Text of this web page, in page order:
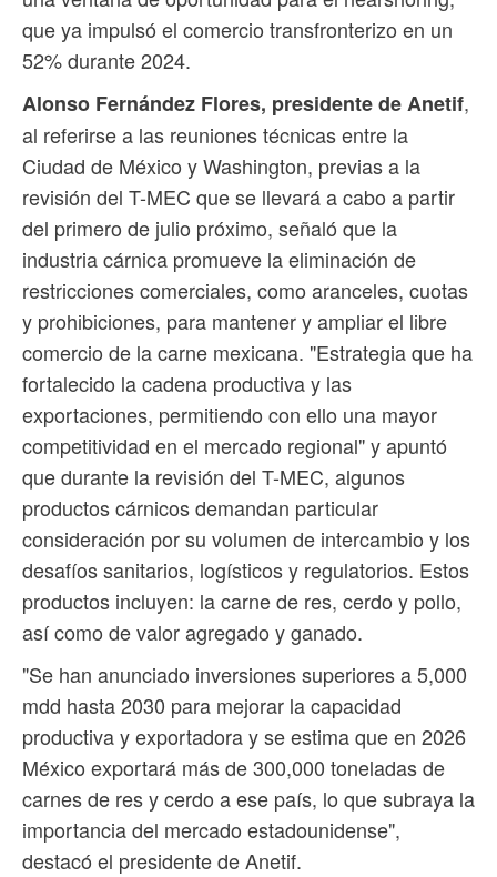
que ya impulsó el comercio transfronterizo en un
52% durante 2024.
Alonso Fernández Flores, presidente de Anetif,
al referirse a las reuniones técnicas entre la
Ciudad de México y Washington, previas a la
revisión del T-MEC que se llevará a cabo a partir
del primero de julio próximo, señaló que la
industria cárnica promueve la eliminación de
restricciones comerciales, como aranceles, cuotas
y prohibiciones, para mantener y ampliar el libre
comercio de la carne mexicana. "Estrategia que ha
fortalecido la cadena productiva y las
exportaciones, permitiendo con ello una mayor
competitividad en el mercado regional" y apuntó
que durante la revisión del T-MEC, algunos
productos cárnicos demandan particular
consideración por su volumen de intercambio y los
desafíos sanitarios, logísticos y regulatorios. Estos
productos incluyen: la carne de res, cerdo y pollo,
así como de valor agregado y ganado.
"Se han anunciado inversiones superiores a 5,000
mdd hasta 2030 para mejorar la capacidad
productiva y exportadora y se estima que en 2026
México exportará más de 300,000 toneladas de
carnes de res y cerdo a ese país, lo que subraya la
importancia del mercado estadounidense",
destacó el presidente de Anetif.